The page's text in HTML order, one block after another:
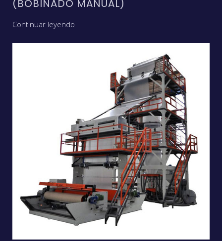
(BOBINADO MANUAL)
Continuar leyendo